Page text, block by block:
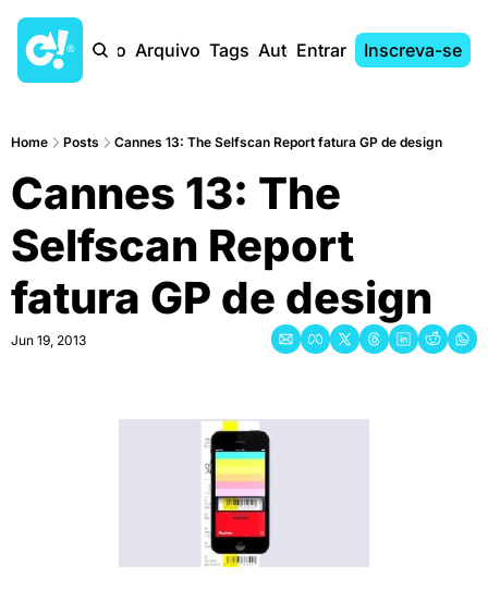
Início Arquivo Tags AutoresEntrar Inscreva-se
Home Posts Cannes 13: The Selfscan Report fatura GP de design
Cannes 13: The
Selfscan Report
fatura GP de design
Jun 19, 2013